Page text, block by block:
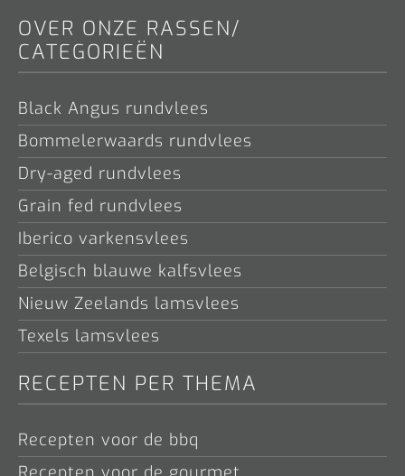
OVER ONZE RASSEN/
CATEGORIEËN
Black Angus rundvlees
Bommelerwaards rundvlees
Dry-aged rundvlees
Grain fed rundvlees
Iberico varkensvlees
Belgisch blauwe kalfsvlees
Nieuw Zeelands lamsvlees
Texels lamsvlees
RECEPTEN PER THEMA
Recepten voor de bbq